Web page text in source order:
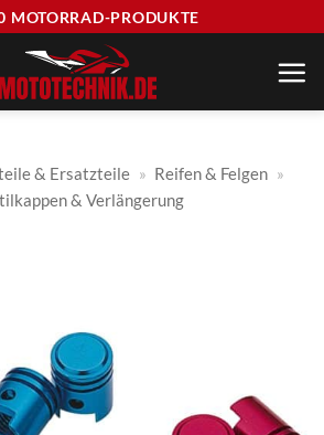
MOTORRAD-PRODUKTE
& Ersatzteile » Reifen & Felgen »
& Verlängerung